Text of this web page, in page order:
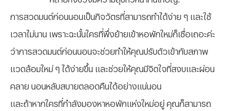
การสวดมนต์ก่อนนอนเป็นกิจวัตรที่สามารถทำได้ง่าย ๆ และใช้
เวลาไม่นาน เพราะฉะนั้นใครที่พึ่งย้ายเข้าหอพักใหม่ก็เชื่อเถอะค่ะ
ว่าการสวดมนต์ก่อนนอนจะช่วยทำให้คุณปรับตัวเข้ากับสภาพ
แวดล้อมใหม่ ๆ ได้ง่ายขึ้น และช่วยให้คุณมีจิตใจที่สงบและผ่อน
คลาย นอนหลับสบายตลอดคืนได้อย่างแน่นอน
และถ้าหากใครที่กำลังมองหาหอพักแห่งใหม่อยู่ คุณก็สามารถ